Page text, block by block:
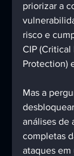
priorizar a
risco e
CIP
Protection)
Mas a
análises de
completas
ataques